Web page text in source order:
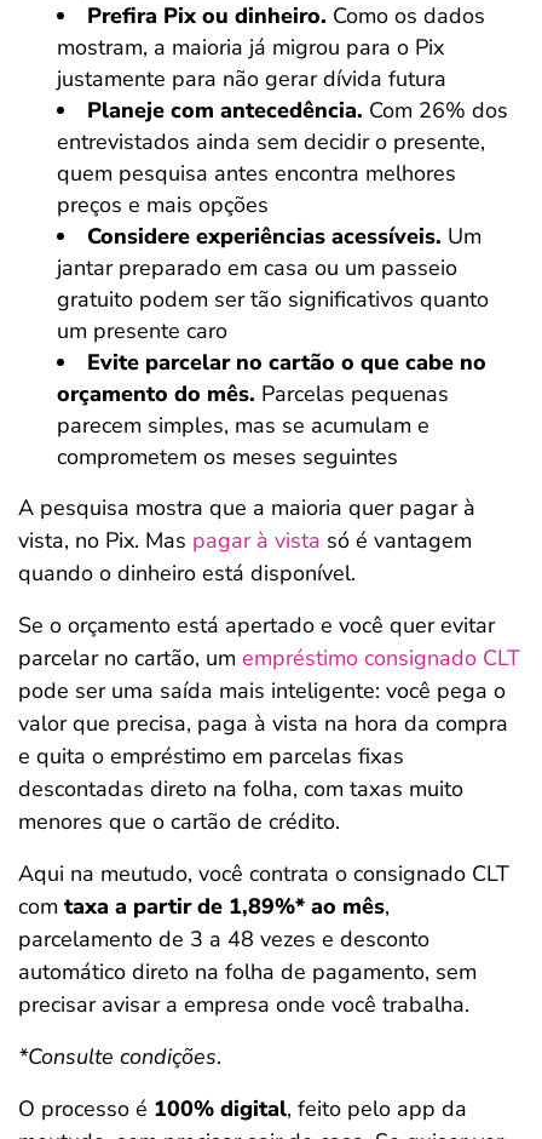
Prefira Pix ou dinheiro. Como os dados
mostram, a maioria já migrou para o Pix
justamente para não gerar dívida futura
Planeje com antecedência. Com 26% dos
entrevistados ainda sem decidir o presente,
quem pesquisa antes encontra melhores
preços e mais opções
Considere experiências acessíveis. Um
jantar preparado em casa ou um passeio
gratuito podem ser tão significativos quanto
um presente caro
Evite parcelar no cartão o que cabe no
orçamento do mês. Parcelas pequenas
parecem simples, mas se acumulam e
comprometem os meses seguintes
A pesquisa mostra que a maioria quer pagar à
vista, no Pix. Mas pagar à vista só é vantagem
quando o dinheiro está disponível.
Se o orçamento está apertado e você quer evitar
parcelar no cartão, um empréstimo consignado CLT
pode ser uma saída mais inteligente: você pega o
valor que precisa, paga à vista na hora da compra
e quita o empréstimo em parcelas fixas
descontadas direto na folha, com taxas muito
menores que o cartão de crédito.
Aqui na meutudo, você contrata o consignado CLT
com taxa a partir de 1,89%* ao mês,
parcelamento de 3 a 48 vezes e desconto
automático direto na folha de pagamento, sem
precisar avisar a empresa onde você trabalha.
*Consulte condições.
O processo é 100% digital, feito pelo app da